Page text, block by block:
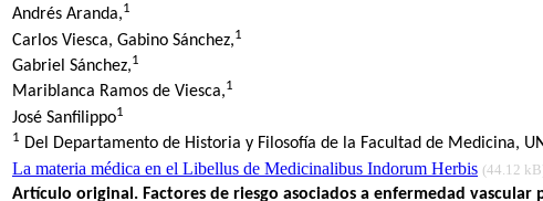
Andrés Aranda,1
Carlos Viesca, Gabino Sánchez,1
Gabriel Sánchez,1
Mariblanca Ramos de Viesca,1
José Sanfilippo1
1 Del Departamento de Historia y Filosofía de la Facultad de Medicina,
La materia médica en el Libellus de Medicinalibus Indorum Herbis (44.12
Artículo original. Factores de riesgo asociados a enfermedad